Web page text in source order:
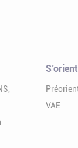
VAE